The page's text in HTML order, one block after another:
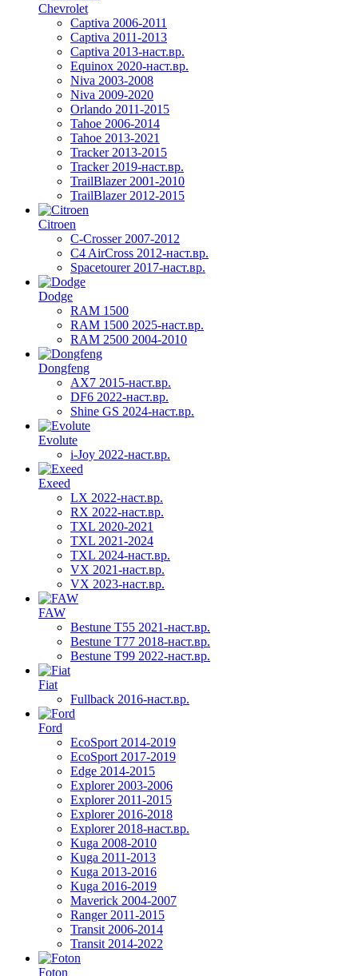
Chevrolet
Captiva 2006-2011
Captiva 2011-2013
Captiva 2013-наст.вр.
Equinox 2020-наст.вр.
Niva 2003-2008
Niva 2009-2020
Orlando 2011-2015
Tahoe 2006-2014
Tahoe 2013-2021
Tracker 2013-2015
Tracker 2019-наст.вр.
TrailBlazer 2001-2010
TrailBlazer 2012-2015
Citroen
C-Crosser 2007-2012
C4 AirCross 2012-наст.вр.
Spacetourer 2017-наст.вр.
Dodge
RAM 1500
RAM 1500 2025-наст.вр.
RAM 2500 2004-2010
Dongfeng
AX7 2015-наст.вр.
DF6 2022-наст.вр.
Shine GS 2024-наст.вр.
Evolute
i-Joy 2022-наст.вр.
Exeed
LX 2022-наст.вр.
RX 2022-наст.вр.
TXL 2020-2021
TXL 2021-2024
TXL 2024-наст.вр.
VX 2021-наст.вр.
VX 2023-наст.вр.
FAW
Bestune T55 2021-наст.вр.
Bestune T77 2018-наст.вр.
Bestune T99 2022-наст.вр.
Fiat
Fullback 2016-наст.вр.
Ford
EcoSport 2014-2019
EcoSport 2017-2019
Edge 2014-2015
Explorer 2003-2006
Explorer 2011-2015
Explorer 2016-2018
Explorer 2018-наст.вр.
Kuga 2008-2010
Kuga 2011-2013
Kuga 2013-2016
Kuga 2016-2019
Maverick 2004-2007
Ranger 2011-2015
Transit 2006-2014
Transit 2014-2022
Foton